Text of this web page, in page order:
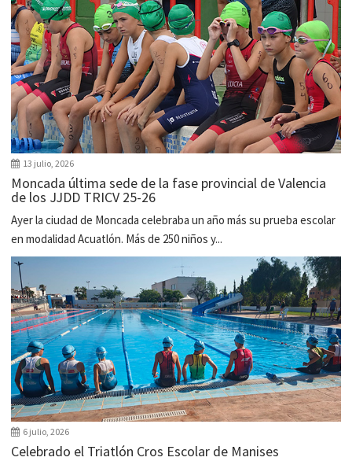
13 julio, 2026
Moncada última sede de la fase provincial de Valencia
de los JJDD TRICV 25-26
Ayer la ciudad de Moncada celebraba un año más su prueba escolar
en modalidad Acuatlón. Más de 250 niños y...
6 julio, 2026
Celebrado el Triatlón Cros Escolar de Manises